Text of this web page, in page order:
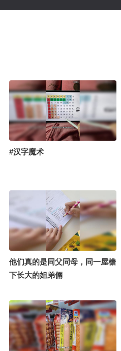
#汉字魔术
他们真的是同父同母，同一屋檐
下长大的姐弟倆